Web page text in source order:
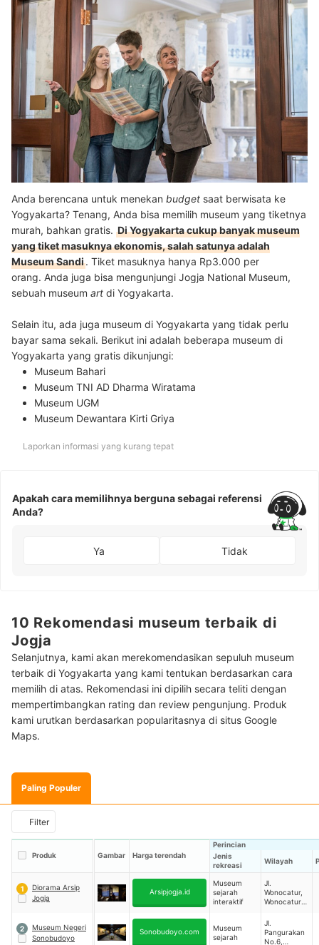
Anda berencana untuk menekan budget saat berwisata ke
Yogyakarta? Tenang, Anda bisa memilih museum yang tiketnya
murah, bahkan gratis. Di Yogyakarta cukup banyak museum
yang tiket masuknya ekonomis, salah satunya adalah
Museum Sandi. Tiket masuknya hanya Rp3.000 per
orang. Anda juga bisa mengunjungi Jogja National Museum,
sebuah museum art di Yogyakarta.
Selain itu, ada juga museum di Yogyakarta yang tidak perlu
bayar sama sekali. Berikut ini adalah beberapa museum di
Yogyakarta yang gratis dikunjungi:
Museum Bahari
Museum TNI AD Dharma Wiratama
Museum UGM
Museum Dewantara Kirti Griya
Laporkan informasi yang kurang tepat
Apakah cara memilihnya berguna sebagai referensi
Anda?
Ya Tidak
10 Rekomendasi museum terbaik di
Jogja
Selanjutnya, kami akan merekomendasikan sepuluh museum
terbaik di Yogyakarta yang kami tentukan berdasarkan cara
memilih di atas. Rekomendasi ini dipilih secara teliti dengan
mempertimbangkan rating dan review pengunjung. Produk
kami urutkan berdasarkan popularitasnya di situs Google
Maps.
Paling Populer
Filter
Produk Gambar Harga terendah
Perincian
Jenis
rekreasi
Wilayah
1
Diorama Arsip
Jogja
Arsipjogja.id
Museum
sejarah
interaktif
Jl.
Wonocatur,
Wonocatur,
n,
Kecamatan
Banguntapa
2
Museum Negeri
Sonobudoyo
Sonobudoyo.com
Museum
sejarah
Jl.
Pangurakan
No.6,